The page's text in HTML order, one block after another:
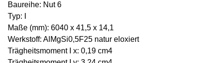
Baureihe: Nut 6
Typ: I
Maße (mm): 6040 x 41,5 x 14,1
Werkstoff: AlMgSi0,5F25 natur eloxiert
Trägheitsmoment I x: 0,19 cm4